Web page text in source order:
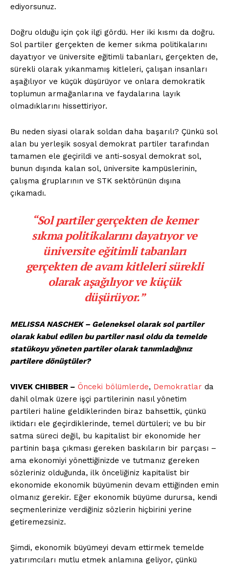
ediyorsunuz.
Doğru olduğu için çok ilgi gördü. Her iki kısmı da doğru.
Sol partiler gerçekten de kemer sıkma politikalarını
dayatıyor ve üniversite eğitimli tabanları, gerçekten de,
sürekli olarak yıkanmamış kitleleri, çalışan insanları
aşağılıyor ve küçük düşürüyor ve onlara demokratik
toplumun armağanlarına ve faydalarına layık
olmadıklarını hissettiriyor.
Bu neden siyasi olarak soldan daha başarılı? Çünkü sol
alan bu yerleşik sosyal demokrat partiler tarafından
tamamen ele geçirildi ve anti-sosyal demokrat sol,
bunun dışında kalan sol, üniversite kampüslerinin,
çalışma gruplarının ve STK sektörünün dışına
çıkamadı.
“Sol partiler gerçekten de kemer
sıkma politikalarını dayatıyor ve
üniversite eğitimli tabanları
gerçekten de avam kitleleri sürekli
olarak aşağılıyor ve küçük
düşürüyor.”
MELISSA NASCHEK – Geleneksel olarak sol partiler
olarak kabul edilen bu partiler nasıl oldu da temelde
statükoyu yöneten partiler olarak tanımladığınız
partilere dönüştüler?
VIVEK CHIBBER – Önceki bölümlerde, Demokratlar da
dahil olmak üzere işçi partilerinin nasıl yönetim
partileri haline geldiklerinden biraz bahsettik, çünkü
iktidarı ele geçirdiklerinde, temel dürtüleri; ve bu bir
satma süreci değil, bu kapitalist bir ekonomide her
partinin başa çıkması gereken baskıların bir parçası –
ama ekonomiyi yönettiğinizde ve tutmanız gereken
sözleriniz olduğunda, ilk önceliğiniz kapitalist bir
ekonomide ekonomik büyümenin devam ettiğinden emin
olmanız gerekir. Eğer ekonomik büyüme durursa, kendi
seçmenlerinize verdiğiniz sözlerin hiçbirini yerine
getiremezsiniz.
Şimdi, ekonomik büyümeyi devam ettirmek temelde
yatırımcıları mutlu etmek anlamına geliyor, çünkü